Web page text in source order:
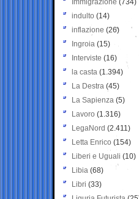
Immigrazione (734)
indulto (14)
inflazione (26)
Ingroia (15)
Interviste (16)
la casta (1.394)
La Destra (45)
La Sapienza (5)
Lavoro (1.316)
LegaNord (2.411)
Letta Enrico (154)
Liberi e Uguali (10)
Libia (68)
Libri (33)